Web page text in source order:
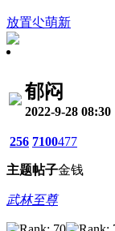
放置尐萌新
郁闷
2022-9-28 08:30
256
主题
7100
帖子
477
金钱
武林至尊